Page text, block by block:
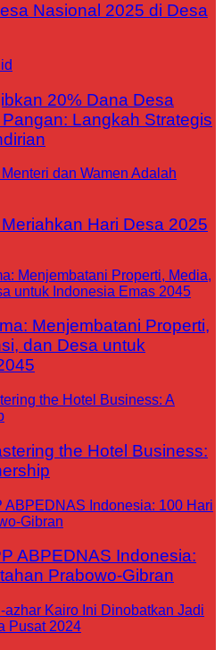
Nasional 2025 di Desa
20% Dana Desa
Langkah Strategis
Hari Desa 2025
Menjembatani Properti,
dan Desa untuk
the Hotel Business:
ABPEDNAS Indonesia:
Prabowo-Gibran